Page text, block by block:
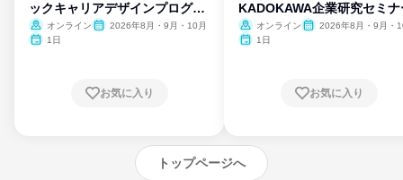
ックキャリアデザインプログラ
ム
オンライン
2026年8月・9月・10月
1日
お気に入り
KADOKAWA企業研究セミナ
オンライン
2026年8月・9月・
1日
お気に入り
トップページへ